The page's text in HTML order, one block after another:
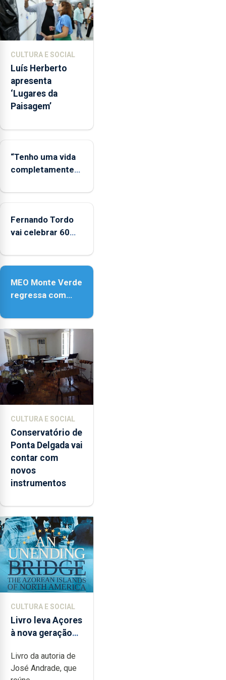
determinada
suspensão
ou
de
estabelecimentos
em
24
ocasiões
mesmo
CULTURA E SOCIAL
Luís Herberto
apresenta
‘Lugares da
Paisagem’
“Tenho uma vida
completamente
dedicação, gosto
Fernando Tordo
vai celebrar 60
no Coliseu
MEO Monte Verde
regressa com
acessibilidade
CULTURA E SOCIAL
Conservatório de
Ponta Delgada vai
contar com
novos
instrumentos
CULTURA E SOCIAL
Livro leva Açores
à nova geração
Livro da autoria de
José Andrade, que